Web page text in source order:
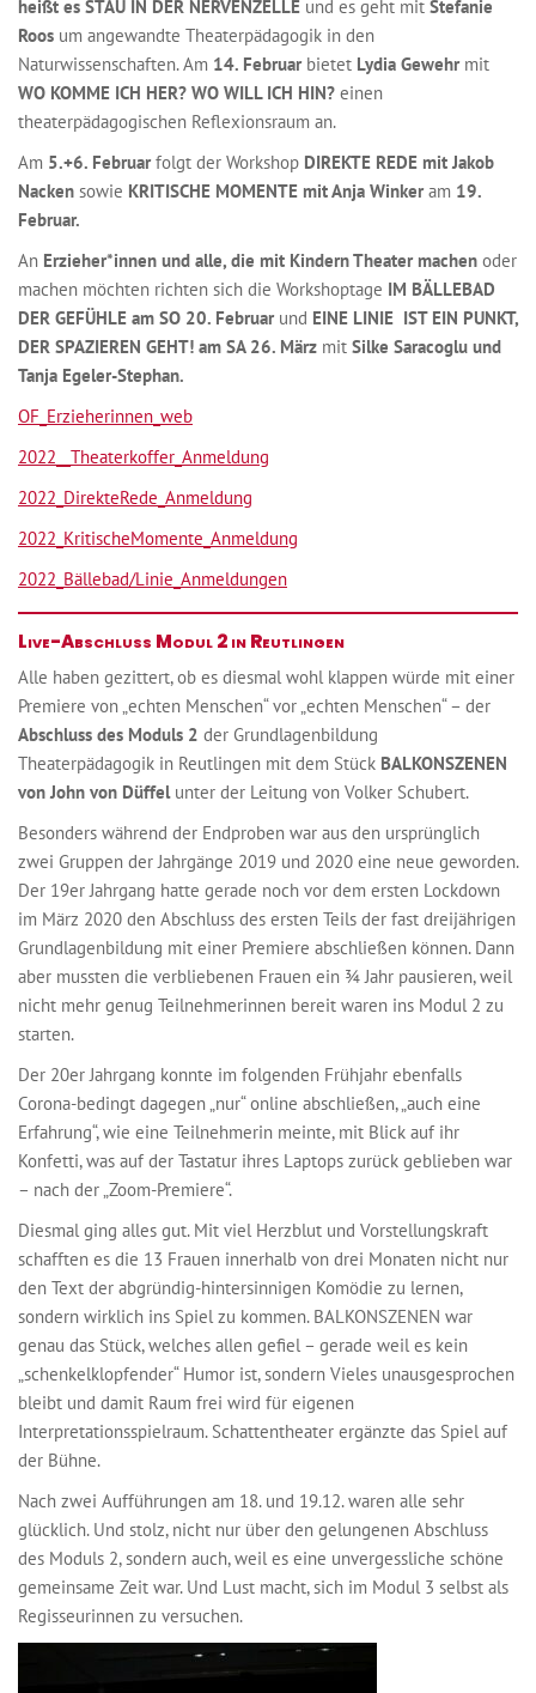
heißt es STAU IN DER NERVENZELLE und es geht mit Stefanie
Roos um angewandte Theaterpädagogik in den
Naturwissenschaften. Am 14. Februarbietet Lydia Gewehrmit
WO KOMME ICH HER? WO WILL ICH HIN? einen
theaterpädagogischen Reflexionsraum an.
Am 5.+6. Februarfolgt der Workshop DIREKTE REDE mit Jakob
Nacken sowie KRITISCHE MOMENTE mit Anja Winkeram 19.
Februar.
An Erzieher*innen und alle, die mit Kindern Theater machen oder
machen möchten richten sich die Workshoptage IM BÄLLEBAD
DER GEFÜHLE am SO 20. Februarund EINE LINIE IST EIN PUNKT,
DER SPAZIEREN GEHT! am SA 26. März mit Silke Saracoglu und
Tanja Egeler-Stephan.
OF_Erzieherinnen_web
2022__Theaterkoffer_Anmeldung
2022_DirekteRede_Anmeldung
2022_KritischeMomente_Anmeldung
2022_Bällebad/Linie_Anmeldungen
Live-Abschluss Modul 2 in Reutlingen
Alle haben gezittert, ob es diesmal wohl klappen würde mit einer
Premiere von „echten Menschen“ vor „echten Menschen“ – der
Abschluss des Moduls 2 der Grundlagenbildung
Theaterpädagogik in Reutlingen mit dem Stück BALKONSZENEN
von John von Düffel unter der Leitung von Volker Schubert.
Besonders während der Endproben war aus den ursprünglich
zwei Gruppen der Jahrgänge 2019 und 2020 eine neue geworden.
Der 19er Jahrgang hatte gerade noch vor dem ersten Lockdown
im März 2020 den Abschluss des ersten Teils der fast dreijährigen
Grundlagenbildung mit einer Premiere abschließen können. Dann
aber mussten die verbliebenen Frauen ein ¾ Jahr pausieren, weil
nicht mehr genug Teilnehmerinnen bereit waren ins Modul 2 zu
starten.
Der 20er Jahrgang konnte im folgenden Frühjahr ebenfalls
Corona-bedingt dagegen „nur“ online abschließen, „auch eine
Erfahrung“, wie eine Teilnehmerin meinte, mit Blick auf ihr
Konfetti, was auf der Tastatur ihres Laptops zurück geblieben war
– nach der „Zoom-Premiere“.
Diesmal ging alles gut. Mit viel Herzblut und Vorstellungskraft
schafften es die 13 Frauen innerhalb von drei Monaten nicht nur
den Text der abgründig-hintersinnigen Komödie zu lernen,
sondern wirklich ins Spiel zu kommen. BALKONSZENEN war
genau das Stück, welches allen gefiel – gerade weil es kein
„schenkelklopfender“ Humor ist, sondern Vieles unausgesprochen
bleibt und damit Raum frei wird für eigenen
Interpretationsspielraum. Schattentheater ergänzte das Spiel auf
der Bühne.
Nach zwei Aufführungen am 18. und 19.12. waren alle sehr
glücklich. Und stolz, nicht nur über den gelungenen Abschluss
des Moduls 2, sondern auch, weil es eine unvergessliche schöne
gemeinsame Zeit war. Und Lust macht, sich im Modul 3 selbst als
Regisseurinnen zu versuchen.